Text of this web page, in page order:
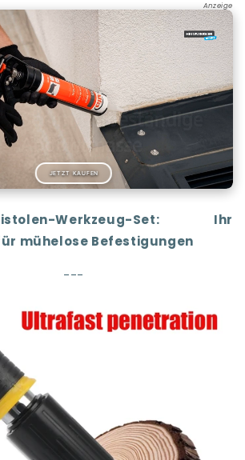
Anzeige
JETZT KAUFEN
Werkzeug-Set: Ihr
mühelose Befestigungen
---